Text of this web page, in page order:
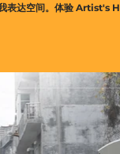
表达空间。体验 Artist's